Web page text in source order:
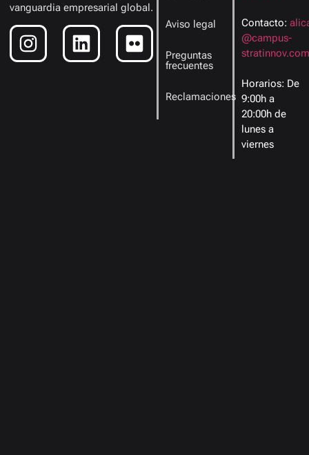
vanguardia empresarial global.
Aviso legal
Preguntas
frecuentes
Reclamaciones
Contacto:
@campus-
Horarios: De
9:00h a
20:00h de
lunes a
viernes